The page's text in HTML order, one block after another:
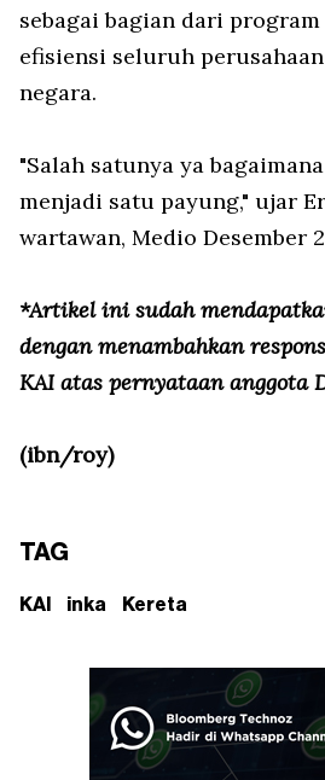
sebagai bagian dari
efisiensi seluruh
negara.
"Salah satunya ya
menjadi satu payung," ujar
wartawan, Medio Desember
*Artikel ini sudah
dengan menambahkan
KAI atas pernyataan anggota
(ibn/roy)
TAG
KAI inka Kereta